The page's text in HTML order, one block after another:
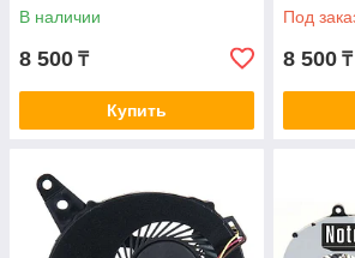
В наличии
8 500 ₸
Купить
Под
8 500 ₸